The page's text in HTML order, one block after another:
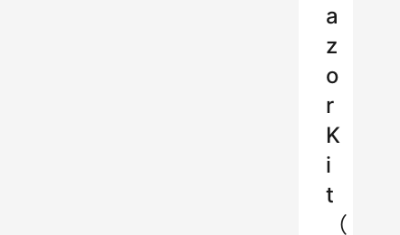
a
z
o
r
K
i
t
（